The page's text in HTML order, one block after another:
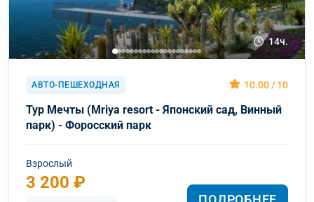
14ч.
АВТО-ПЕШЕХОДНАЯ 10.00 / 10
Тур Мечты (Mriya resort - Японский сад, Винный
парк) - Форосский парк
Взрослый
3 200 ₽